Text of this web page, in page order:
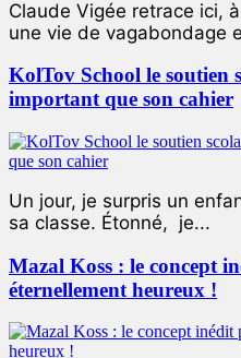
Claude Vigée retrace ici,
une vie de vagabondage
KolTov School le soutien
important que son cahier
Un jour, je surpris un
sa classe. Étonné, je...
Mazal Koss : le concept
éternellement heureux !